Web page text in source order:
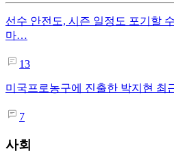
선수 안전도, 시즌 일정도 포기할
마…
13
미국프로농구에 진출한 박지현 최
7
사회